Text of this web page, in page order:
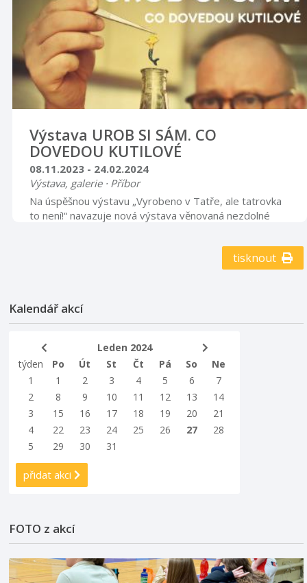
Výstava UROB SI SÁM. CO
DOVEDOU KUTILOVÉ
08.11.2023 - 24.02.2024
Výstava, galerie · Příbor
Na úspěšnou výstavu „Vyrobeno v Tatře, ale tatrovka
to není!“ navazuje nová výstava věnovaná nezdolné
tisknout
Kalendář akcí
Leden 2024
týden
Po Út St Čt Pá So
Ne
1
1 2 3 4 5 6
7
2
8 9 10 11 12 13
14
3
15 16 17 18 19 20
21
4
22 23 24 25 26 27
28
5
29 30 31
přidat akci
FOTO z akcí